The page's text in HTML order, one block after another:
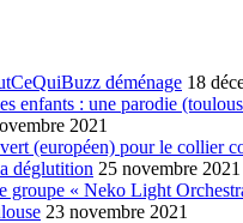
déménage 18
enfants : une parodie
2021
(européen) pour le collier
déglutition 25 novembre 2021
groupe « Neko Light
23 novembre 2021